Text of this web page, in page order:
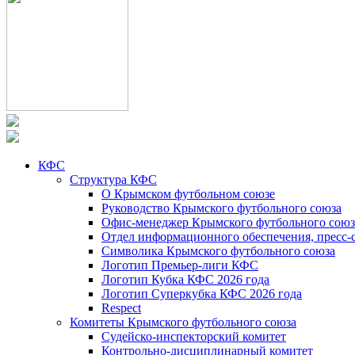
КФС
Структура КФС
О Крымском футбольном союзе
Руководство Крымского футбольного союза
Офис-менеджер Крымского футбольного
Отдел информационного обеспечения, пресс-
Символика Крымского футбольного союза
Логотип Премьер-лиги КФС
Логотип Кубка КФС 2026 года
Логотип Суперкубка КФС 2026 года
Respect
Комитеты Крымского футбольного союза
Судейско-инспекторский комитет
Контрольно-дисциплинарный комитет